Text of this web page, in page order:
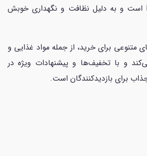
Baby Shop و Max است و به دلیل نظافت و نگهداری خوبش
متنوعی برای خرید، از جمله مواد غذایی و
و با تخفیف‌ها و پیشنهادات ویژه در
برای بازدیدکنندگان است.